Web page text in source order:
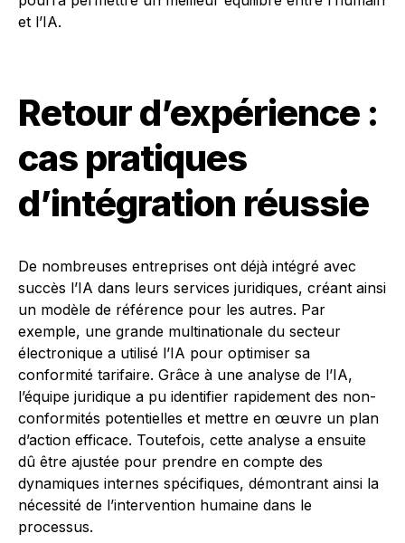
et l’IA.
Retour d’expérience :
cas pratiques
d’intégration réussie
De nombreuses entreprises ont déjà intégré avec
succès l’IA dans leurs services juridiques, créant ainsi
un modèle de référence pour les autres. Par
exemple, une grande multinationale du secteur
électronique a utilisé l’IA pour optimiser sa
conformité tarifaire. Grâce à une analyse de l’IA,
l’équipe juridique a pu identifier rapidement des non-
conformités potentielles et mettre en œuvre un plan
d’action efficace. Toutefois, cette analyse a ensuite
dû être ajustée pour prendre en compte des
dynamiques internes spécifiques, démontrant ainsi la
nécessité de l’intervention humaine dans le
processus.